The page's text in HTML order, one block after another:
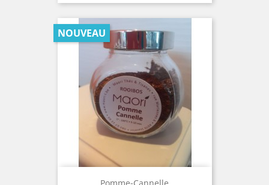
NOUVEAU